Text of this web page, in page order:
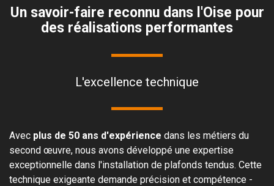
Un savoir-faire reconnu dans l'Oise pour
des réalisations performantes
L'excellence technique
Avec plus de 50 ans d'expérience dans les métiers du
second œuvre, nous avons développé une expertise
exceptionnelle dans l'installation de plafonds tendus. Cette
technique exigeante demande précision et compétence -